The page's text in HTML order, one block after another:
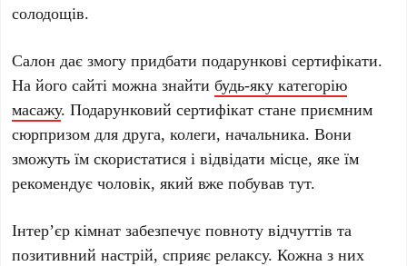
солодощів.
Салон дає змогу придбати подарункові сертифікати.
На його сайті можна знайтибудь-яку категорію
масажу. Подарунковий сертифікат стане приємним
сюрпризом для друга, колеги, начальника. Вони
зможуть їм скористатися і відвідати місце, яке їм
рекомендує чоловік, який вже побував тут.
Інтер’єр кімнат забезпечує повноту відчуттів та
позитивний настрій, сприяє релаксу. Кожна з них